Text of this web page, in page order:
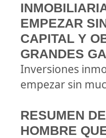
EMPEZAR
CAPITAL Y
GRANDES
Inversiones
empezar sin
RESUMEN
HOMBRE